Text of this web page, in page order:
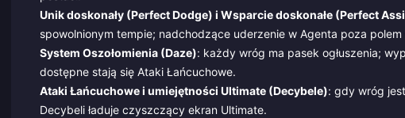
Unik doskonały (Perfect Dodge) i Wsparcie doskonałe (Perfect
spowolnionym tempie; nadchodzące uderzenie w Agenta poza
System Oszołomienia (Daze): każdy wróg ma pasek ogłuszenia;
dostępne stają się Ataki Łańcuchowe.
Ataki Łańcuchowe i umiejętności Ultimate (Decybele): gdy wróg
Decybeli ładuje czyszczący ekran Ultimate.